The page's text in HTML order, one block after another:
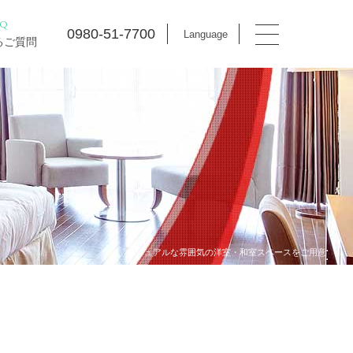
ご質問 0980-51-7700 Language
カジュアルな雰囲気の洋室・和室スペースをご用意